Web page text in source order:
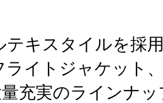
テキスタイルを採
ライトジャケット
充実のラインナ